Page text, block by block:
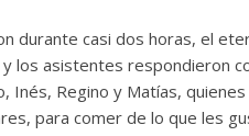
durante casi dos horas, el
los asistentes respondieron
Inés, Regino y Matías,
para comer de lo que les